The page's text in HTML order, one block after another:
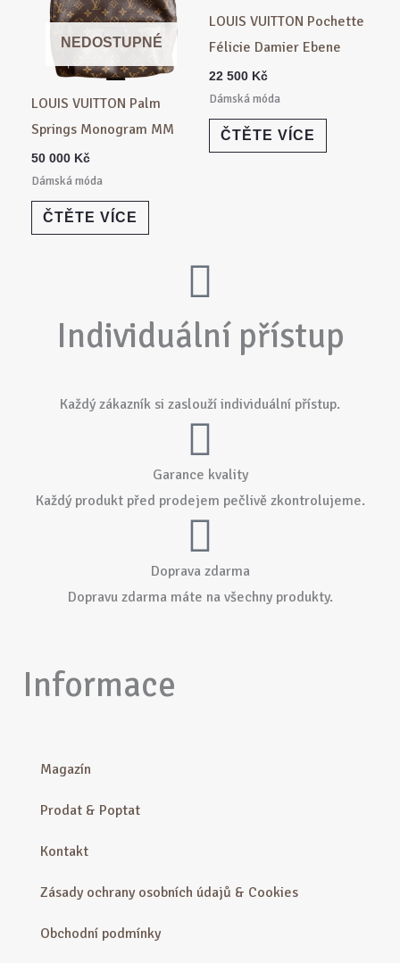
NEDOSTUPNÉ
LOUIS VUITTON Palm
Springs Monogram MM
50 000 Kč
Dámská móda
ČTĚTE VÍCE
LOUIS VUITTON Pochette
Félicie Damier Ebene
22 500 Kč
Dámská móda
ČTĚTE VÍCE
Individuální přístup
Každý zákazník si zaslouží individuální přístup.
Garance kvality
Každý produkt před prodejem pečlivě zkontrolujeme.
Doprava zdarma
Dopravu zdarma máte na všechny produkty.
Informace
Magazín
Prodat & Poptat
Kontakt
Zásady ochrany osobních údajů & Cookies
Obchodní podmínky